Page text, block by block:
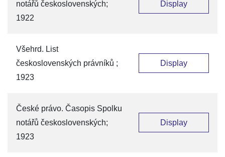
notářů československých;
1922
Display
Všehrd. List
československých právníků ;
1923
Display
České právo. Časopis Spolku
notářů československých;
1923
Display